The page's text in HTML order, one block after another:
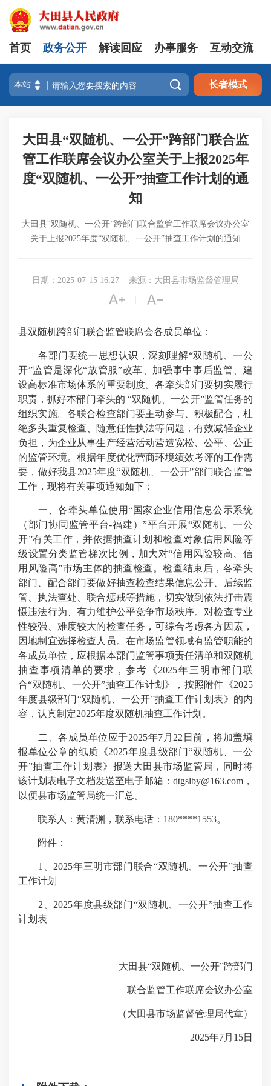
首页 政务公开 解读回应 办事服务 互动交流
 长者模式
大田县“双随机、一公开”跨部门联合监
管工作联席会议办公室关于上报2025年
度“双随机、一公开”抽查工作计划的通
知
大田县“双随机、一公开”跨部门联合监管工作联席会议办公室
关于上报2025年度“双随机、一公开”抽查工作计划的通知
日期：2025-07-15 16:27 来源：大田县市场监督管理局
 
县双随机跨部门联合监管联席会各成员单位：
各部门要统一思想认识，深刻理解“双随机、一公
开”监管是深化“放管服”改革、加强事中事后监管、建
设高标准市场体系的重要制度。各牵头部门要切实履行
职责，抓好本部门牵头的 “双随机、一公开”监管任务的
组织实施。各联合检查部门要主动参与、积极配合，杜
绝多头重复检查、随意任性执法等问题，有效减轻企业
负担，为企业从事生产经营活动营造宽松、公平、公正
的监管环境。根据年度优化营商环境绩效考评的工作需
要，做好我县2025年度“双随机、一公开”部门联合监管
工作，现将有关事项通知如下：
一、各牵头单位使用“国家企业信用信息公示系统
（部门协同监管平台-福建）”平台开展“双随机、一公
开”有关工作，并依据抽查计划和检查对象信用风险等
级设置分类监管梯次比例，加大对“信用风险较高、信
用风险高”市场主体的抽查检查。检查结束后，各牵头
部门、配合部门要做好抽查检查结果信息公开、后续监
管、执法查处、联合惩戒等措施，切实做到依法打击震
慑违法行为、有力维护公平竞争市场秩序。对检查专业
性较强、难度较大的检查任务，可综合考虑各方因素，
因地制宜选择检查人员。在市场监管领域有监管职能的
各成员单位，应根据本部门监管事项责任清单和双随机
抽查事项清单的要求，参考《2025年三明市部门联
合“双随机、一公开”抽查工作计划》，按照附件《2025
年度县级部门“双随机、一公开”抽查工作计划表》的内
容，认真制定2025年度双随机抽查工作计划。
二、各成员单位应于2025年7月22日前，将加盖填
报单位公章的纸质《2025年度县级部门“双随机、一公
开”抽查工作计划表》报送大田县市场监管局，同时将
该计划表电子文档发送至电子邮箱：dtgslby@163.com，
以便县市场监管局统一汇总。
联系人：黄清渊，联系电话：180****1553。
附件：
1、2025年三明市部门联合“双随机、一公开”抽查
工作计划
2、2025年度县级部门“双随机、一公开”抽查工作
计划表
大田县“双随机、一公开”跨部门
联合监管工作联席会议办公室
（大田县市场监督管理局代章）
2025年7月15日